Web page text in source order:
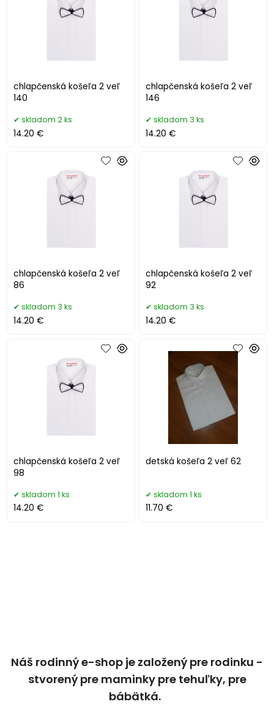
chlapčenská košeľa 2 veľ
140
skladom 2 ks
14.20 €
chlapčenská košeľa 2 veľ
146
skladom 3 ks
14.20 €
chlapčenská košeľa 2 veľ
86
skladom 3 ks
14.20 €
chlapčenská košeľa 2 veľ
92
skladom 3 ks
14.20 €
chlapčenská košeľa 2 veľ
98
skladom 1 ks
14.20 €
detská košeľa 2 veľ 62
skladom 1 ks
11.70 €
Náš rodinný e-shop je založený pre rodinku -
stvorený pre maminky pre tehuľky, pre
bábätká.